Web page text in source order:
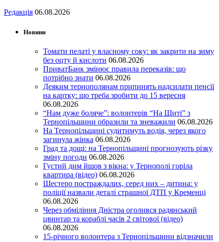
Редакція 06.08.2026
Новини
Томати пелаті у власному соку: як закрити на зиму
без оцту й кислоти 06.08.2026
ПриватБанк змінює правила переказів: що
потрібно знати 06.08.2026
Деяким тернополянам припинять надсилати пенсії
на картку: що треба зробити до 15 вересня
06.08.2026
“Нам дуже боляче”: волонтерів “На Щиті” з
Тернопільщини образили та зневажили 06.08.2026
На Тернопільщині судитимуть водія, через якого
загинула жінка 06.08.2026
Град та дощі: на Тернопільщині прогнозують різку
зміну погоди 06.08.2026
Густий дим йшов з вікна: у Тернополі горіла
квартира (відео) 06.08.2026
Шестеро постраждалих, серед них – дитина: у
поліції назвали деталі страшної ДТП у Кременці
06.08.2026
Через обміління Дністра оголився радянський
цвинтар та кораблі часів 2 світової (відео)
06.08.2026
15-річного волонтера з Тернопільщини відзначили